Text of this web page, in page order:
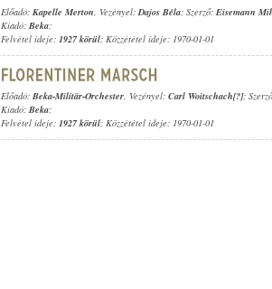
Előadó: Kapelle Merton, Vezényel:Dajos Béla; Szerző: Eisemann
Kiadó: Beka;
Felvétel ideje: 1927 körül; Közzététel ideje: 1970-01-01
Előadó: Beka-Militär-Orchester, Vezényel: Carl Woitschach[?];
Kiadó: Beka;
Felvétel ideje: 1927 körül; Közzététel ideje: 1970-01-01